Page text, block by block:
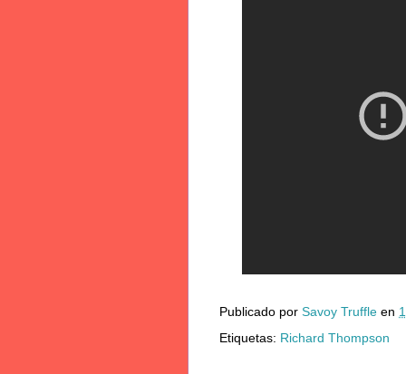
Publicado por Savoy Truffle en
Etiquetas: Richard Thompson